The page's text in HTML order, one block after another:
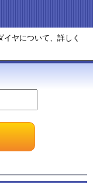
イヤについて、詳しく